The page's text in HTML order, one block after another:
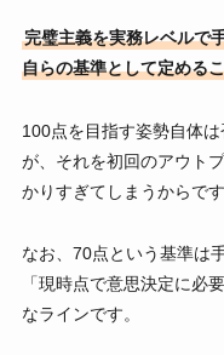
完璧主義を実務レベルで
自らの基準として定める
100点を目指す姿勢自体
が、それを初回のアウト
かりすぎてしまうからです
なお、70点という基準は
「現時点で意思決定に必
なラインです。